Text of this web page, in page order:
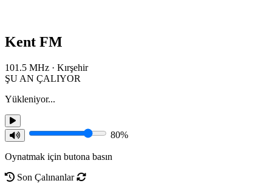
Kent FM
101.5 MHz · Kırşehir
ŞU AN ÇALIYOR
Yükleniyor...
80%
Oynatmak için butona basın
Son Çalınanlar